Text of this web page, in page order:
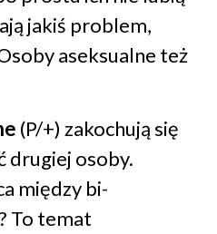
jakiś problem,
aseksualne też
(P/+) zakochują się
drugiej osoby.
między bi-
To temat